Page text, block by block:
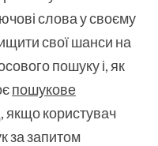
слова у своєму
свої шанси на
пошуку і, як
пошукове
якщо користувач
за запитом